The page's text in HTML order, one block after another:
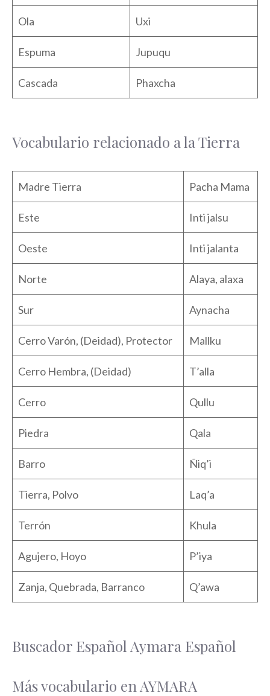
Ola Uxi
Espuma Jupuqu
Cascada Phaxcha
Vocabulario relacionado a la Tierra
Madre Tierra Pacha Mama
Este Inti jalsu
Oeste Inti jalanta
Norte Alaya, alaxa
Sur Aynacha
Cerro Varón, (Deidad), Protector Mallku
Cerro Hembra, (Deidad) T’alla
Cerro Qullu
Piedra Qala
Barro Ñiq’i
Tierra, Polvo Laq’a
Terrón Khula
Agujero, Hoyo P’iya
Zanja, Quebrada, Barranco Q’awa
Buscador Español Aymara Español
Más vocabulario en AYMARA